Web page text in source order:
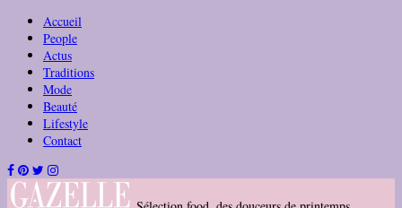
Accueil
People
Actus
Traditions
Mode
Beauté
Lifestyle
Contact